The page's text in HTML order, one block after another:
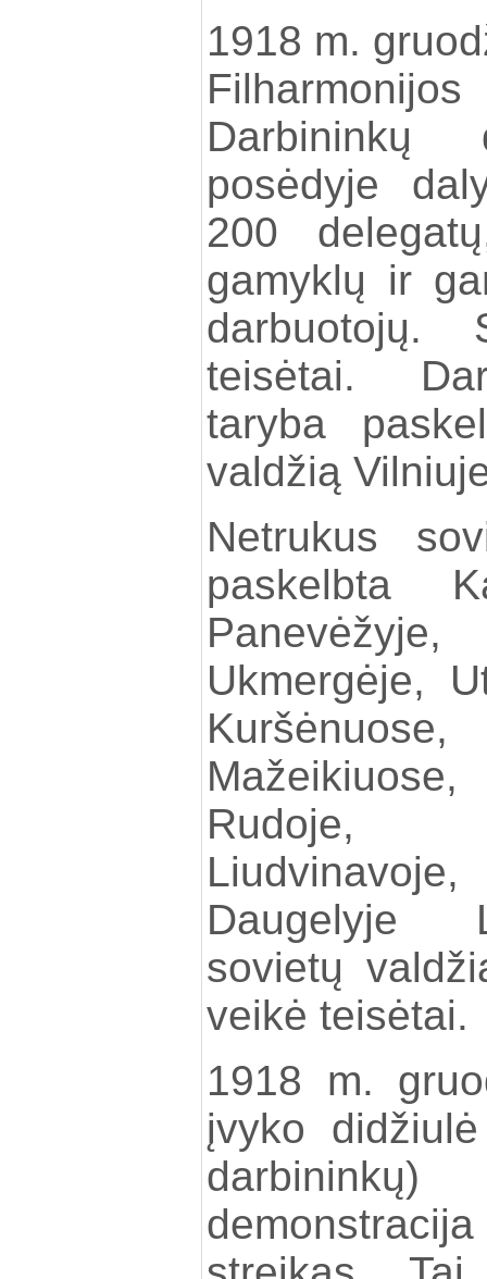
1918 m.
Darbininkų
posėdyje
200
gamyklų ir
darbuotojų.
teisėtai.
taryba
valdžią
Netrukus
paskelbta
Ukmergėje,
Rudoje,
Daugelyje
sovietų
veikė teisėtai.
1918 m.
įvyko